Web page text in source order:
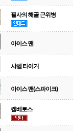
필사의 해골 근위병
아이스 맨
샤벨 타이거
아이스 맨(스파이크)
켈베로스